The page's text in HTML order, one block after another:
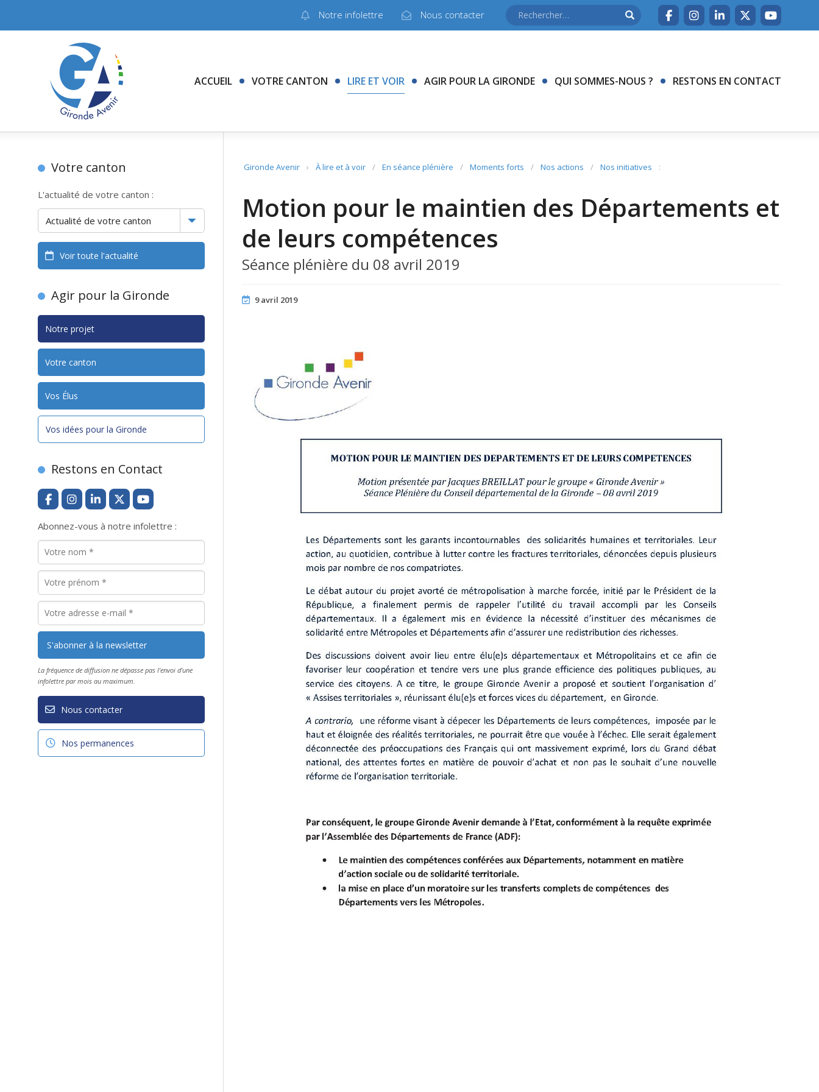
Notre infolettre Nous contacter
ACCUEIL VOTRE CANTON LIRE ET VOIR AGIR POUR LA GIRONDE QUI SOMMES-NOUS ? RESTONS EN CONTACT
Gironde Avenir › À lire et à voir / En séance plénière / Moments forts / Nos actions / Nos initiatives :
Motion pour le maintien des Départements et
de leurs compétences
Séance plénière du 08 avril 2019
9 avril 2019
Votre canton
L'actualité de votre canton :
Voir toute l'actualité
Agir pour la Gironde
Notre projet
Votre canton
Vos Élus
Vos idées pour la Gironde
Restons en Contact
Abonnez-vous à notre infolettre :
La fréquence de diffusion ne dépasse pas l'envoi d'une
infolettre par mois au maximum.
Nous contacter
Nos permanences